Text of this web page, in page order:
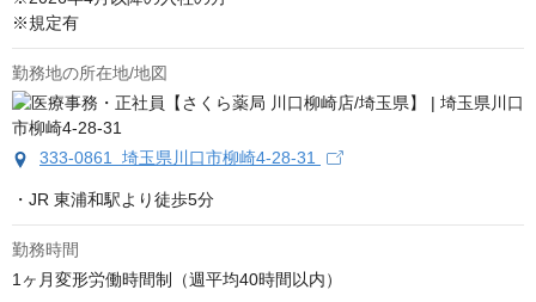
※規定有
勤務地の所在地/地図
333-0861 埼玉県川口市柳崎4-28-31
・JR 東浦和駅より徒歩5分
勤務時間
1ヶ月変形労働時間制（週平均40時間以内）